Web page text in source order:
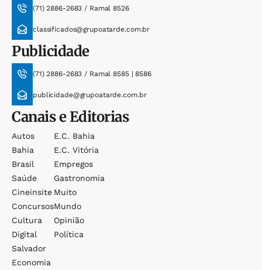
(71) 2886-2683 / Ramal 8526
classificados@grupoatarde.com.br
Publicidade
(71) 2886-2683 / Ramal 8585 | 8586
publicidade@grupoatarde.com.br
Canais e Editorias
Autos
Bahia
Brasil
Saúde
Cineinsite
Concursos
Cultura
Digital
Salvador
Economia
E.c. Bahia
E.c. Vitória
Empregos
Gastronomia
Muito
Mundo
Opinião
Política